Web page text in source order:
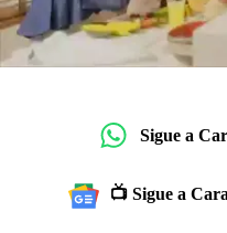
Sigue a
📺 Sigue a